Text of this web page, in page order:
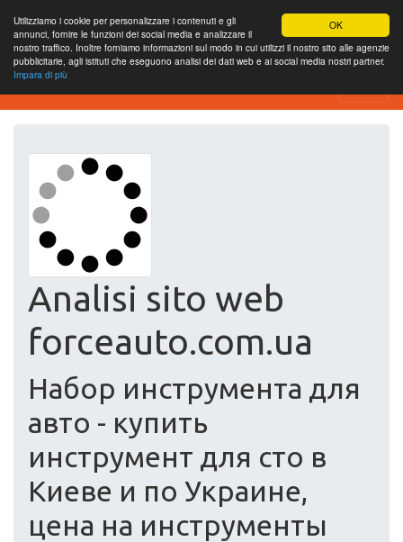
OK
Utilizziamo i cookie per personalizzare i contenuti e gli
annunci, fornire le funzioni dei social media e analizzare il
nostro traffico. Inoltre forniamo informazioni sul modo in cui utilizzi il nostro sito alle agenzie
pubblicitarie, agli istituti che eseguono analisi dei dati web e ai social media nostri partner.
Impara di più
Free SEO Testing Tool
Analisi sito web
forceauto.com.ua
Набор инструмента для
авто - купить
инструмент для сто в
Киеве и по Украине,
цена на инструменты